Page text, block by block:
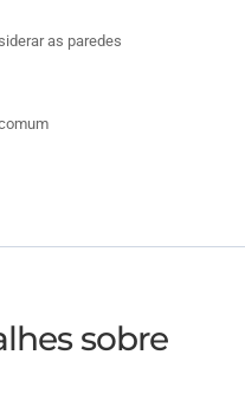
as paredes
sobre